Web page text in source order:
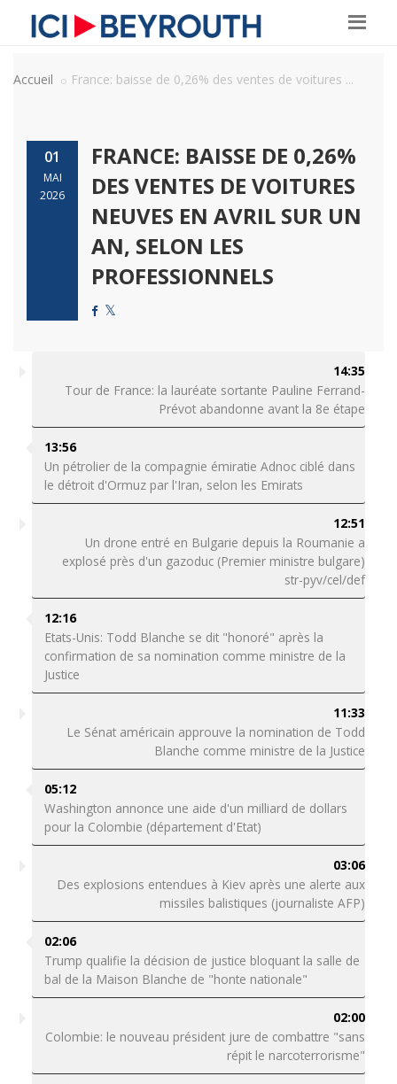
Accueil France: baisse de 0,26% des ventes de voitures ...
01
MAI
2026
FRANCE: BAISSE DE 0,26%
DES VENTES DE VOITURES
NEUVES EN AVRIL SUR UN
AN, SELON LES
PROFESSIONNELS
14:35
Tour de France: la lauréate sortante Pauline Ferrand-
Prévot abandonne avant la 8e étape
13:56
Un pétrolier de la compagnie émiratie Adnoc ciblé dans
le détroit d'Ormuz par l'Iran, selon les Emirats
12:51
Un drone entré en Bulgarie depuis la Roumanie a
explosé près d'un gazoduc (Premier ministre bulgare)
str-pyv/cel/def
12:16
Etats-Unis: Todd Blanche se dit "honoré" après la
confirmation de sa nomination comme ministre de la
Justice
11:33
Le Sénat américain approuve la nomination de Todd
Blanche comme ministre de la Justice
05:12
Washington annonce une aide d'un milliard de dollars
pour la Colombie (département d'Etat)
03:06
Des explosions entendues à Kiev après une alerte aux
missiles balistiques (journaliste AFP)
02:06
Trump qualifie la décision de justice bloquant la salle de
bal de la Maison Blanche de "honte nationale"
02:00
Colombie: le nouveau président jure de combattre "sans
répit le narcoterrorisme"